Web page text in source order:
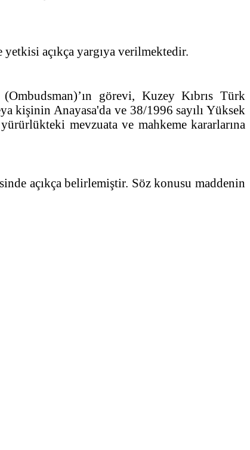
yetkisi açıkça yargıya verilmektedir.
görevi, Kuzey Kıbrıs Türk
kişinin Anayasa'da ve 38/1996 sayılı Yüksek
mevzuata ve mahkeme kararlarına
açıkça belirlemiştir. Söz konusu maddenin